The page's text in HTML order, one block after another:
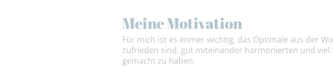
Meine Motivation
Für mich ist es immer wichtig, das Optimale aus der
zufrieden sind, gut miteinander harmonierten und
gemacht zu haben.